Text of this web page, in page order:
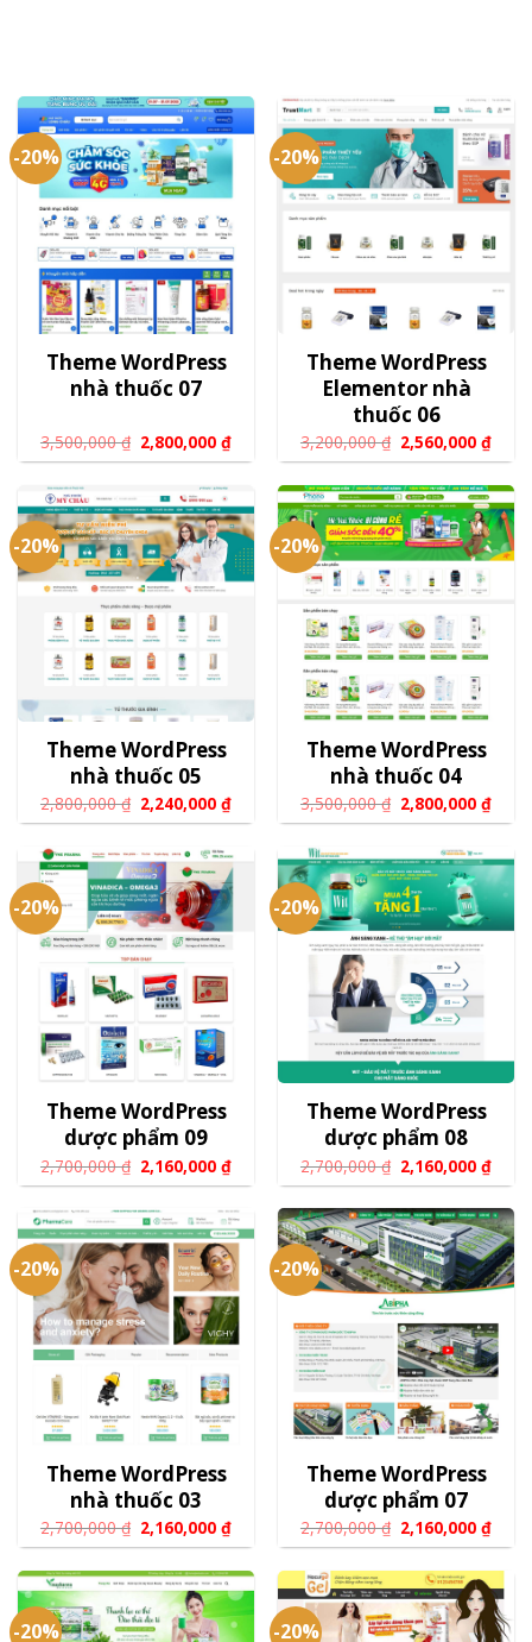
-20%
Theme WordPress
nhà thuốc 07
3,500,000₫ 2,800,000₫
-20%
Theme WordPress
Elementor nhà
thuốc 06
3,200,000₫ 2,560,000₫
-20%
Theme WordPress
nhà thuốc 05
2,800,000₫ 2,240,000₫
-20%
Theme WordPress
nhà thuốc 04
3,500,000₫ 2,800,000₫
-20%
Theme WordPress
dược phẩm 09
2,700,000₫ 2,160,000₫
-20%
Theme WordPress
dược phẩm 08
2,700,000₫ 2,160,000₫
-20%
Theme WordPress
nhà thuốc 03
2,700,000₫ 2,160,000₫
-20%
Theme WordPress
dược phẩm 07
2,700,000₫ 2,160,000₫
-20% -20%